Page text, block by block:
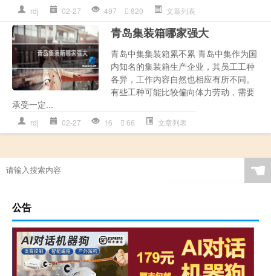
rdj 02-27 497 820 文章列表
青岛集装箱哪家强大
青岛中集集装箱累不累 青岛中集作为国
内知名的集装箱生产企业，其员工工种
各异，工作内容自然也相应有所不同。
有些工种可能比较偏向体力劳动，需要
承受一定...
rdj 02-27 16 66 文章列表
☚
公告